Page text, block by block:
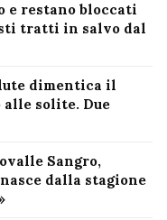
e restano bloccati
tratti in salvo dal
dimentica il
alle solite. Due
Sangro,
dalla stagione